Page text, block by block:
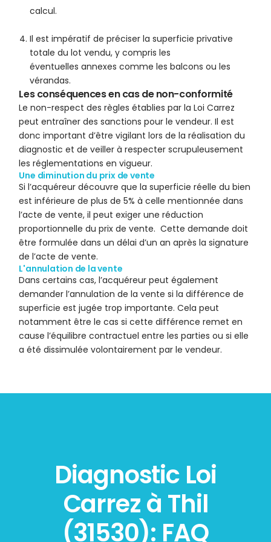
calcul.
Il est impératif de préciser la superficie privative
totale du lot vendu, y compris les
éventuelles annexes comme les balcons ou les
vérandas.
Les conséquences en cas de non-conformité
Le non-respect des règles établies par la Loi Carrez
peut entraîner des sanctions pour le vendeur. Il est
donc important d’être vigilant lors de la réalisation du
diagnostic et de veiller à respecter scrupuleusement
les réglementations en vigueur.
Une diminution du prix de vente
Si l’acquéreur découvre que la superficie réelle du bien
est inférieure de plus de 5% à celle mentionnée dans
l’acte de vente, il peut exiger une réduction
proportionnelle du prix de vente. Cette demande doit
être formulée dans un délai d’un an après la signature
de l’acte de vente.
L'annulation de la vente
Dans certains cas, l’acquéreur peut également
demander l’annulation de la vente si la différence de
superficie est jugée trop importante. Cela peut
notamment être le cas si cette différence remet en
cause l’équilibre contractuel entre les parties ou si elle
a été dissimulée volontairement par le vendeur.
Diagnostic Loi
Carrez à Thil
(31530): FAQ